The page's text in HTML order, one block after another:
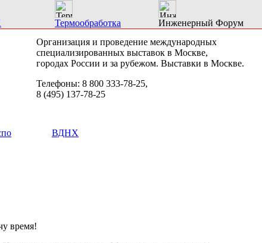
Термообработка
Инженерный Форум
Организация и проведение международных
специализированных выставок в Москве,
городах России и за рубежом. Выставки в Москве.
Телефоны: 8 800 333-78-25,
8 (495) 137-78-25
ВДНХ
время!